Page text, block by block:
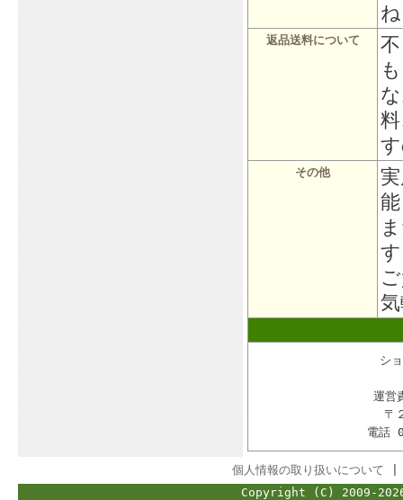
返品送料について
その他
シ
運営
〒
電話
個人情報の取り扱いについて
Copyright (C) 2009-